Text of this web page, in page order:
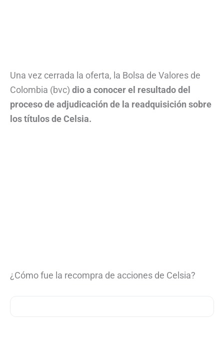
Una vez cerrada la oferta, la Bolsa de Valores de
Colombia (bvc) dio a conocer el resultado del
proceso de adjudicación de la readquisición sobre
los títulos de Celsia.
¿Cómo fue la recompra de acciones de Celsia?